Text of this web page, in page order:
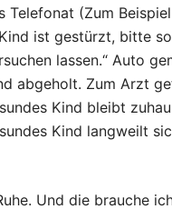
Telefonat (Zum
ist gestürzt, bitte
lassen.“ Auto
abgeholt. Zum Arzt
Kind bleibt
Kind langweilt
Und die brauche